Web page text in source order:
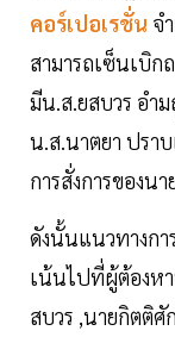
คอร์เปอเรชั่น จ
สามารถเซ็นเบิก
มีน.ส.ยสบวร อำ
น.ส.นาตยา ปรา
การสั่งการของ
ดังนั้นแนวทางกา
เน้นไปที่ผู้ต้องห
สบวร ,นายกิตติ